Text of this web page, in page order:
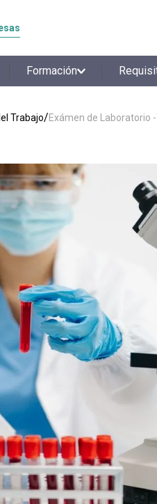
Formación
Trabajo Exámen de Laboratorio
LO
1.
6.
.